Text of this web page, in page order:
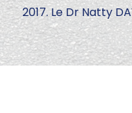
2017. Le Dr Natty